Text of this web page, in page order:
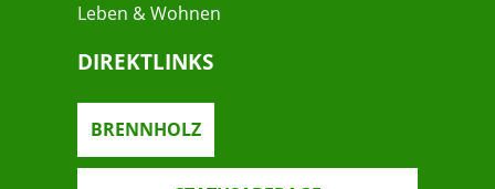
Leben & Wohnen
DIREKTLINKS
BRENNHOLZ